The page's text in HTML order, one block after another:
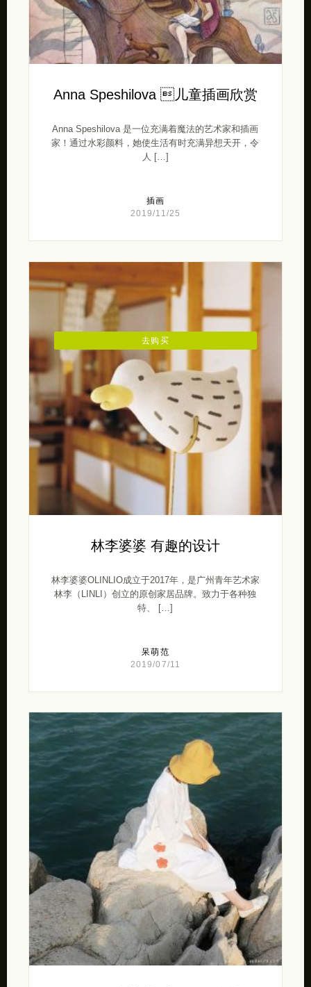
Anna Speshilova 儿童插画欣赏
Anna Speshilova 是一位充满着魔法的艺术家和插画
家！通过水彩颜料，她使生活有时充满异想天开，令
人 […]
插画
2019/11/25
去购买
林李婆婆 有趣的设计
林李婆婆OLINLIO成立于2017年，是广州青年艺术家
林李（LINLI）创立的原创家居品牌。致力于各种独
特、 […]
呆萌范
2019/07/11